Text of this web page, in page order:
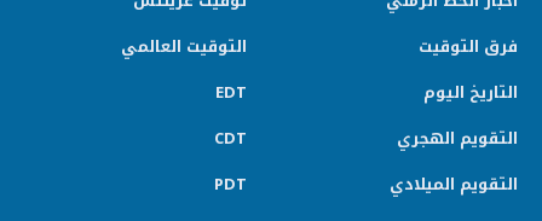
فرق التوقيت
التاريخ اليوم
التقويم الهجري
التقويم الميلادي
التوقيت العالمي
EDT
CDT
PDT